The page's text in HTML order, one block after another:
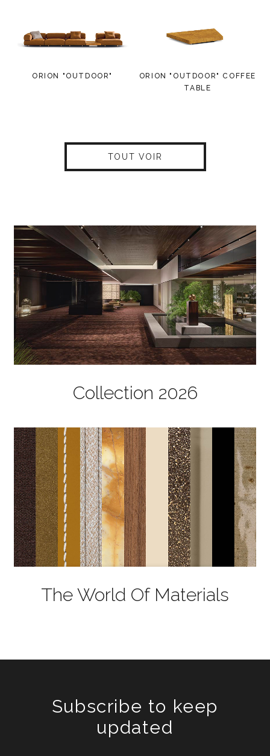
ORION "OUTDOOR"
ORION "OUTDOOR" COFFEE
TABLE
TOUT VOIR
Collection 2026
The World Of Materials
Subscribe to keep
updated